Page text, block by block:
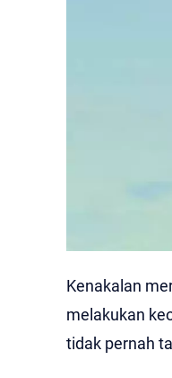
Kenakalan
melakukan
tidak pernah